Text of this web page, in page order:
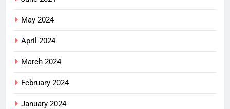
May 2024
April 2024
March 2024
February 2024
January 2024